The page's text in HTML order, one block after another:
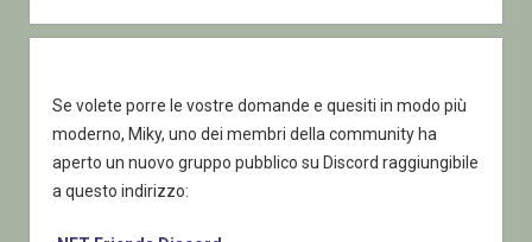
Se volete porre le vostre domande e quesiti in modo più
moderno, Miky, uno dei membri della community ha
aperto un nuovo gruppo pubblico su Discord raggiungibile
a questo indirizzo: